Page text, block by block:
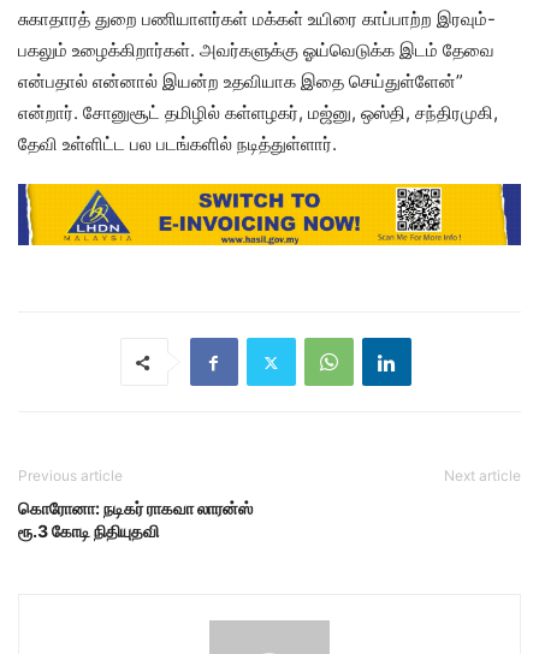
சுகாதாரத் துறை பணியாளர்கள் மக்கள் உயிரை காப்பாற்ற இரவும்-
பகலும் உழைக்கிறார்கள். அவர்களுக்கு ஓய்வெடுக்க இடம் தேவை
என்பதால் என்னால் இயன்ற உதவியாக இதை செய்துள்ளேன்”
என்றார். சோனுசூட் தமிழில் கள்ளழகர், மஜ்னு, ஒஸ்தி, சந்திரமுகி,
தேவி உள்ளிட்ட பல படங்களில் நடித்துள்ளார்.
Previous article
கொரோனா: நடிகர் ராகவா லாரன்ஸ்
ரூ.3 கோடி நிதியுதவி
Next article